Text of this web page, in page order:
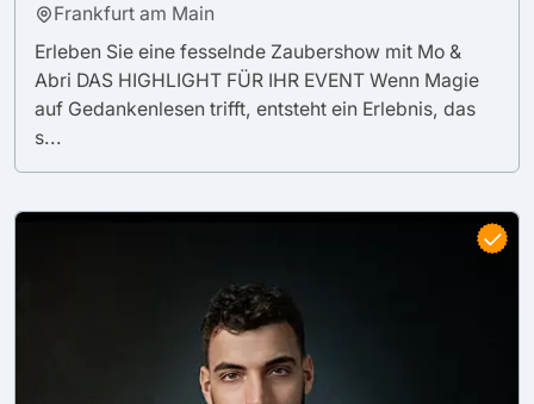
Frankfurt am Main
Erleben Sie eine fesselnde Zaubershow mit Mo &
Abri DAS HIGHLIGHT FÜR IHR EVENT Wenn Magie
auf Gedankenlesen trifft, entsteht ein Erlebnis, das
s...